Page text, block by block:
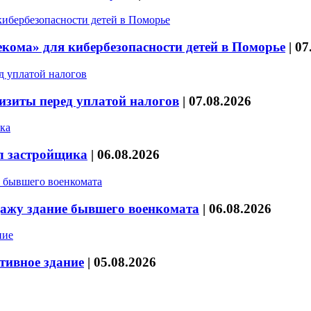
для кибербезопасности детей в Поморье |
перед уплатой налогов | 07.08.2026
застройщика | 06.08.2026
здание бывшего военкомата | 06.08.2026
здание | 05.08.2026